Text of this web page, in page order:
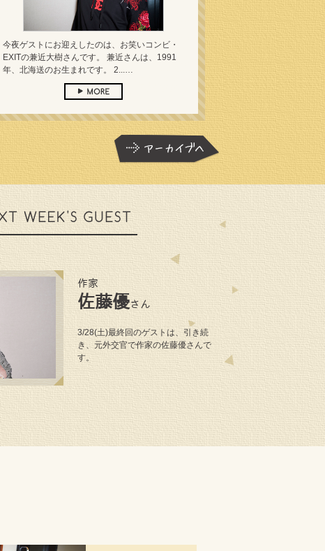
今夜ゲストにお迎えしたのは、お笑いコンビ・
EXITの兼近大樹さんです。 兼近さんは、1991
年、北海送のお生まれです。 2...…
作家
佐藤優さん
3/28(土)最終回のゲストは、引き続
き、元外交官で作家の佐藤優さんで
す。